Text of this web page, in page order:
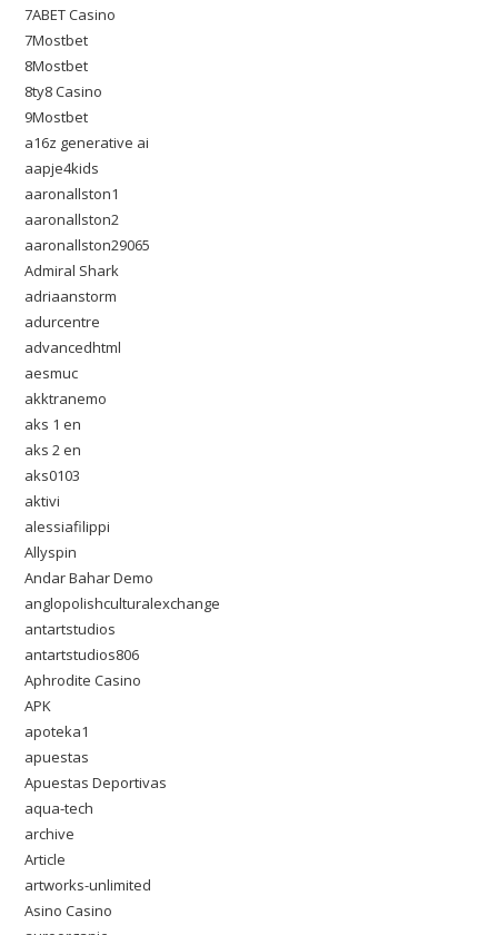
7ABET Casino
7Mostbet
8Mostbet
8ty8 Casino
9Mostbet
a16z generative ai
aapje4kids
aaronallston1
aaronallston2
aaronallston29065
Admiral Shark
adriaanstorm
adurcentre
advancedhtml
aesmuc
akktranemo
aks 1 en
aks 2 en
aks0103
aktivi
alessiafilippi
Allyspin
Andar Bahar Demo
anglopolishculturalexchange
antartstudios
antartstudios806
Aphrodite Casino
APK
apoteka1
apuestas
Apuestas Deportivas
aqua-tech
archive
Article
artworks-unlimited
Asino Casino